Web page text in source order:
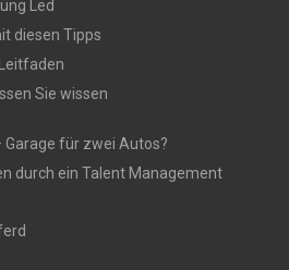
Led
diesen Tipps
Sie wissen
für zwei Autos?
durch ein Talent Management